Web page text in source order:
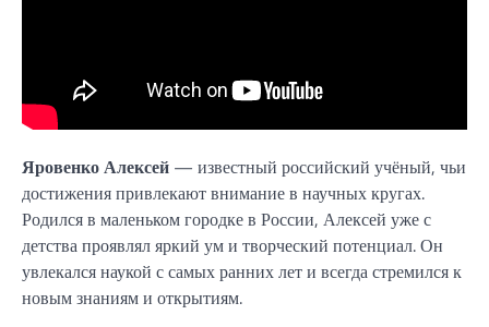
Яровенко Алексей — известный российский учёный, чьи
достижения привлекают внимание в научных кругах.
Родился в маленьком городке в России, Алексей уже с
детства проявлял яркий ум и творческий потенциал. Он
увлекался наукой с самых ранних лет и всегда стремился к
новым знаниям и открытиям.